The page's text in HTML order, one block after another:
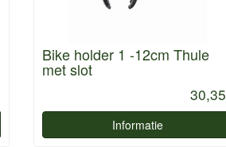
Bike holder 1 -12cm Thule
met slot
30,35
Informatie